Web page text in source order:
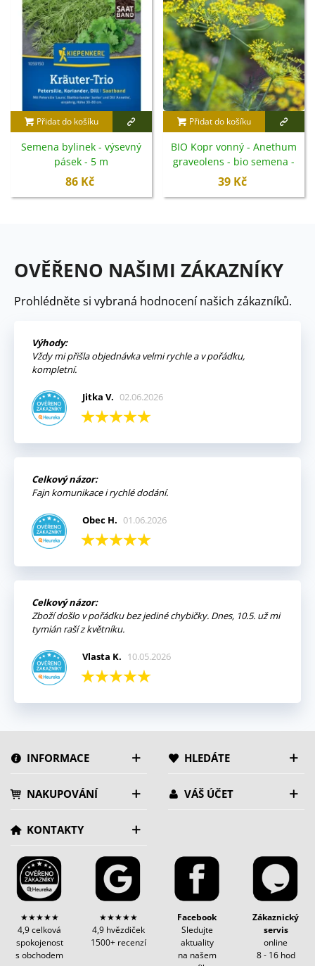
Přidat do košíku
Semena bylinek - výsevný
pásek - 5 m
86 Kč
Přidat do košíku
BIO Kopr vonný - Anethum
graveolens - bio semena -
300 ks
39 Kč
OVĚŘENO NAŠIMI ZÁKAZNÍKY
Prohlédněte si vybraná hodnocení našich zákazníků.
Výhody:
Vždy mi přišla objednávka velmi rychle a v pořádku,
kompletní.
Jitka V. 02.06.2026
Celkový názor:
Fajn komunikace i rychlé dodání.
Obec H. 01.06.2026
Celkový názor:
Zboží došlo v pořádku bez jediné chybičky. Dnes, 10.5. už mi
tymián raší z květníku.
Vlasta K. 10.05.2026
INFORMACE HLEDÁTE
NAKUPOVÁNÍ VÁŠ ÚČET
KONTAKTY
★★★★★
4,9 celková
spokojenost
s obchodem
★★★★★
4,9 hvězdiček
1500+ recenzí
Facebook
Sledujte
aktuality
na našem
Zákaznický
servis
online
8 - 16 hod